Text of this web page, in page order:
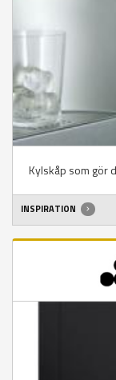
Kylskåp som gör
INSPIRATION